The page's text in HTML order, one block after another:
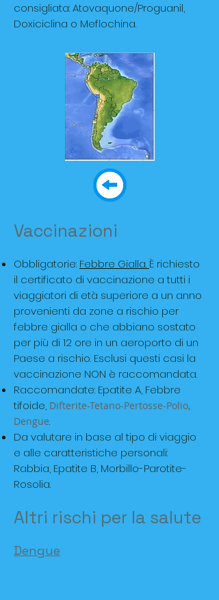
consigliata: Atovaquone/Proguanil,
Doxiciclina o Meflochina.
Vaccinazioni
Obbligatorie: Febbre Gialla. È richiesto
il certificato di vaccinazione a tutti i
viaggiatori di età superiore a un anno
provenienti da zone a rischio per
febbre gialla o che abbiano sostato
per più di 12 ore in un aeroporto di un
Paese a rischio. Esclusi questi casi la
vaccinazione NON è raccomandata.
Raccomandate: Epatite A, Febbre
tifoide, Difterite-Tetano-Pertosse-Polio,
Dengue.
Da valutare in base al tipo di viaggio
e alle caratteristiche personali:
Rabbia, Epatite B, Morbillo-Parotite-
Rosolia.
Altri rischi per la salute
Dengue